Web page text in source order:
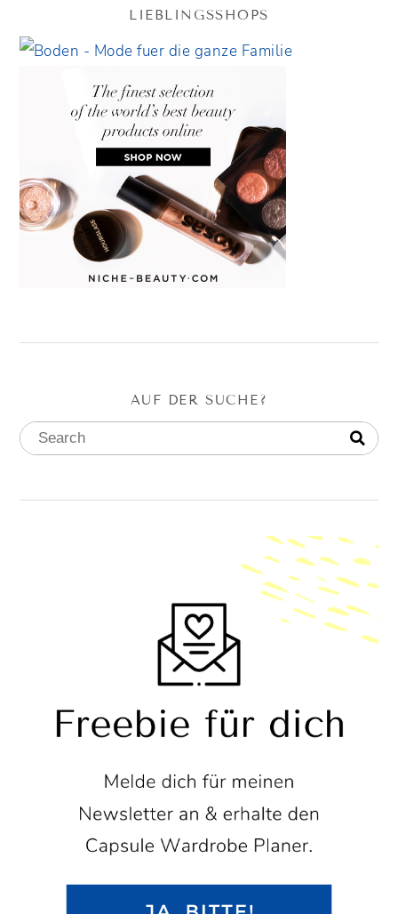
LIEBLINGSSHOPS
AUF DER SUCHE?